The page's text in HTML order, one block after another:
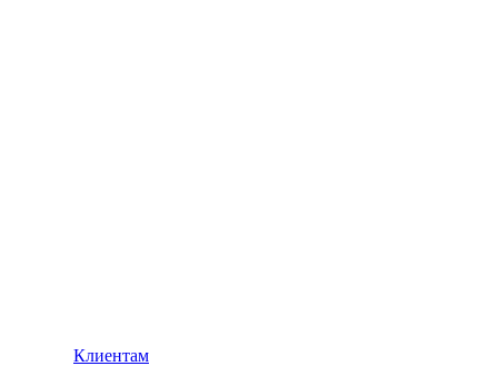
Клиентам